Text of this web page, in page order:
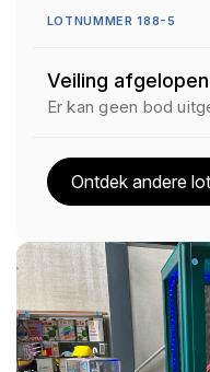
LOTNUMMER 188-5
Veiling afgelopen
Er kan geen bod
Ontdek andere